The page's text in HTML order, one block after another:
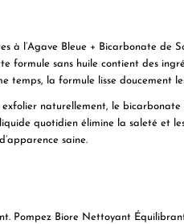
à l’Agave Bleue + Bicarbonate de
formule sans huile contient des
temps, la formule lisse doucement
naturellement, le bicarbonate
quotidien élimine la saleté et
saine.
Pompez Biore Nettoyant